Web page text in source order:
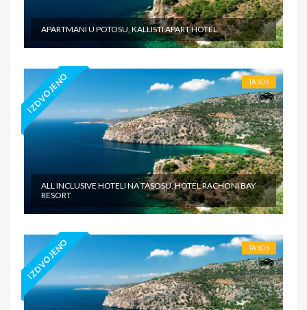
APARTMANI U POTOSU, KALLISTI APART HOTEL
IZDVOJENO TASOS
ALL INCLUSIVE HOTELI NA TASOSU, HOTEL RACHONI BAY
RESORT
IZDVOJENO TASOS